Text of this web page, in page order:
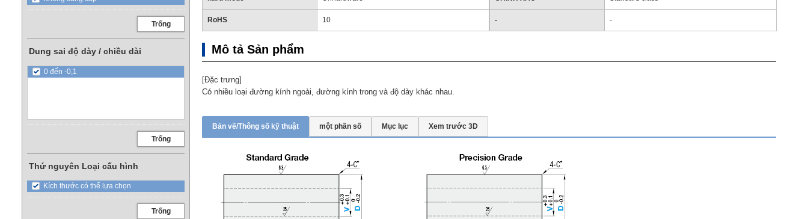
Trống
Dung sai độ dày / chiều dài
0 đến -0,1
Trống
Thứ nguyên Loại cấu hình
Kích thước có thể lựa chọn
Trống
RoHS 10 - -
Mô tả Sản phẩm
[Đặc trưng]
Có nhiều loại đường kính ngoài, đường kính trong và độ dày khác nhau.
Bản vẽ/Thông số kỹ thuật một phần số Mục lục Xem trước 3D